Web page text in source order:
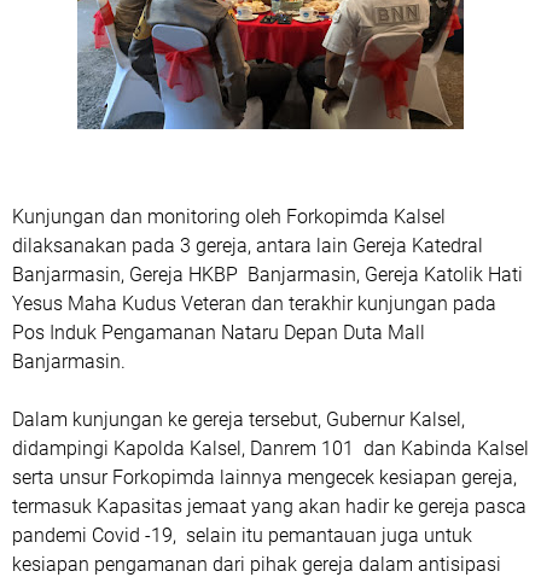
Kunjungan dan monitoring oleh Forkopimda Kalsel
dilaksanakan pada 3 gereja, antara lain Gereja Katedral
Banjarmasin, Gereja HKBP Banjarmasin, Gereja Katolik Hati
Yesus Maha Kudus Veteran dan terakhir kunjungan pada
Pos Induk Pengamanan Nataru Depan Duta Mall
Banjarmasin.
Dalam kunjungan ke gereja tersebut, Gubernur Kalsel,
didampingi Kapolda Kalsel, Danrem 101 dan Kabinda Kalsel
serta unsur Forkopimda lainnya mengecek kesiapan gereja,
termasuk Kapasitas jemaat yang akan hadir ke gereja pasca
pandemi Covid -19, selain itu pemantauan juga untuk
kesiapan pengamanan dari pihak gereja dalam antisipasi